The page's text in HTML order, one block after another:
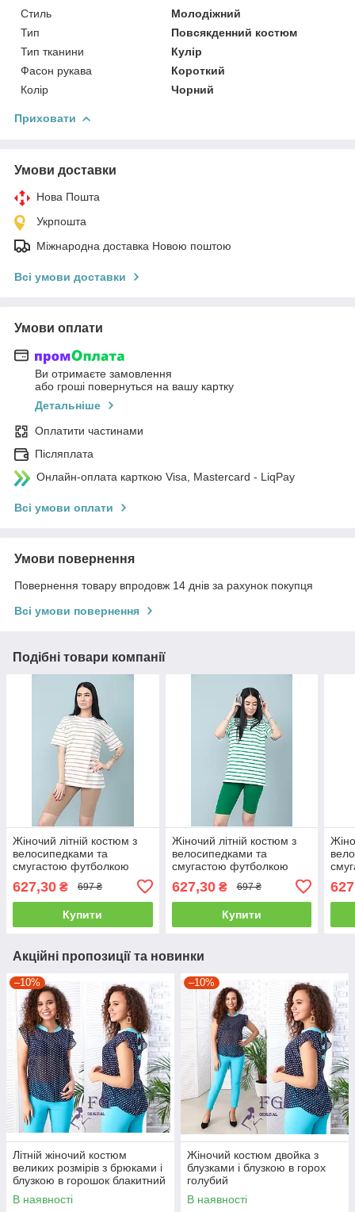
Стиль
Молодіжний
Тип
Повсякденний костюм
Тип тканини
Кулір
Фасон рукава
Короткий
Колір
Чорний
Приховати
Умови доставки
Нова Пошта
Укрпошта
Міжнародна доставка Новою поштою
Всі умови доставки
Умови оплати
Ви отримаєте замовлення
або гроші повернуться на вашу картку
Детальніше
Оплатити частинами
Післяплата
Онлайн-оплата карткою Visa, Mastercard - LiqPay
Всі умови оплати
Умови повернення
Повернення товару впродовж 14 днів за рахунок покупця
Всі умови повернення
Подібні товари компанії
Жіночий літній костюм з
велосипедками та
смугастою футболкою
627,30 ₴ 697 ₴
Купити
Жіночий літній костюм з
велосипедками та
смугастою футболкою
627,30₴ 697 ₴
Купити
Акційні пропозиції та новинки
–10%
Літній жіночий костюм
великих розмірів з брюками і
блузкою в горошок блакитний
В наявності
–10%
Жіночий костюм двойка з
блузками і блузкою в горох
голубий
В наявності